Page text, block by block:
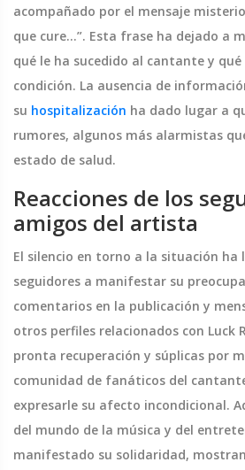
acompañado por el mensaje
que cure…”. Esta frase ha dejado a
qué le ha sucedido al cantante y
condición. La ausencia de
su hospitalización ha dado lugar a
rumores, algunos más alarmistas
estado de salud.
Reacciones de los
amigos del artista
El silencio en torno a la situación ha
seguidores a manifestar su
comentarios en la publicación y
otros perfiles relacionados con Luck
pronta recuperación y súplicas por
comunidad de fanáticos del
expresarle su afecto incondicional.
del mundo de la música y del
manifestado su solidaridad,